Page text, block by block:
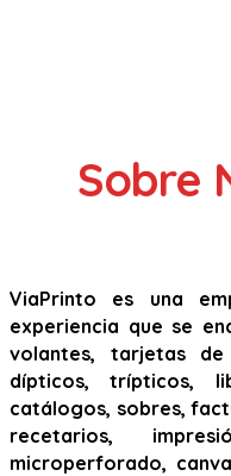
Sobre
ViaPrinto es una
experiencia que se
volantes, tarjetas de
dípticos, trípticos,
catálogos, sobres,
recetarios,
microperforado,